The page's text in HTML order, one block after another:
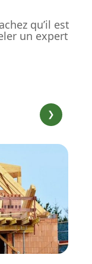
qu’il est
un expert